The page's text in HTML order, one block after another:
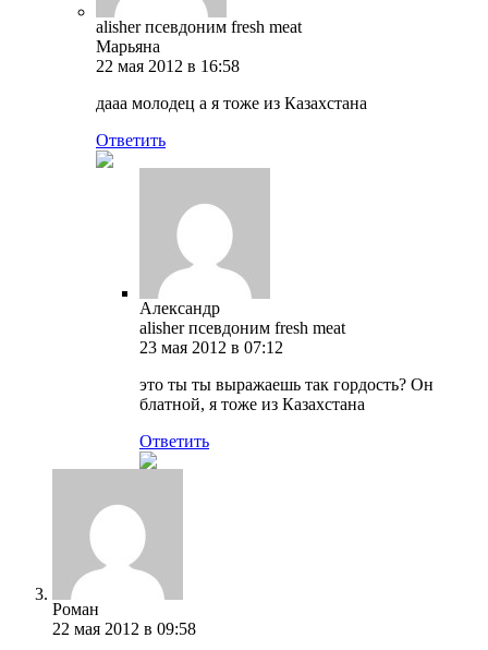
alisher псевдоним fresh meat
Марьяна
22 мая 2012 в 16:58
дааа молодец а я тоже из Казахстана
Ответить
Александр
alisher псевдоним fresh meat
23 мая 2012 в 07:12
это ты ты выражаешь так гордость? Он
блатной, я тоже из Казахстана
Ответить
Роман
22 мая 2012 в 09:58